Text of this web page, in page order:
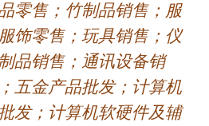
零售；竹制品销售；服
饰零售；玩具销售；仪
品销售；通讯设备销
五金产品批发；计算机
发；计算机软硬件及辅